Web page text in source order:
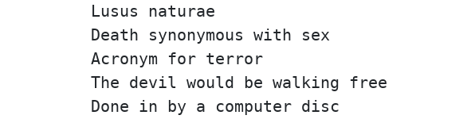
Lusus naturae
Death synonymous with sex
Acronym for terror
The devil would be walking free
Done in by a computer disc